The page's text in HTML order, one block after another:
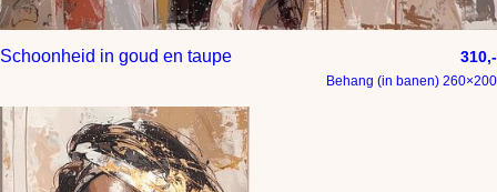
Schoonheid in goud en taupe 310,-
Behang (in banen) 260×200